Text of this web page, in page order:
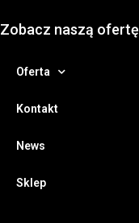
Zobacz naszą ofertę
Oferta
Kontakt
News
Sklep